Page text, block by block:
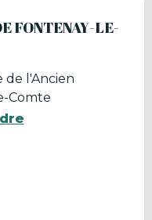
FONTENAY-LE-
de l'Ancien
Comte